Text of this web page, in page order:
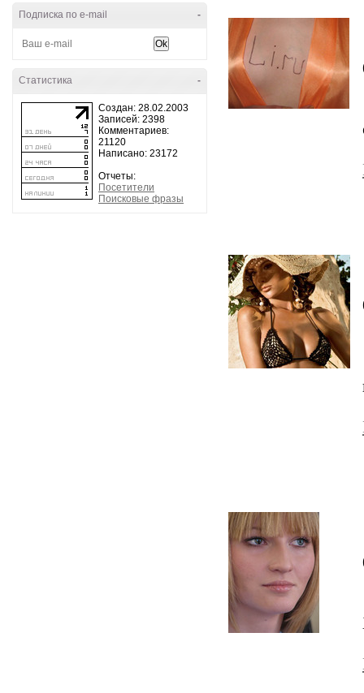
-
Подписка по e-mail
-
Статистика
Создан: 28.02.2003
Записей: 2398
Комментариев:
21120
Написано: 23172
Отчеты:
Посетители
Поисковые фразы